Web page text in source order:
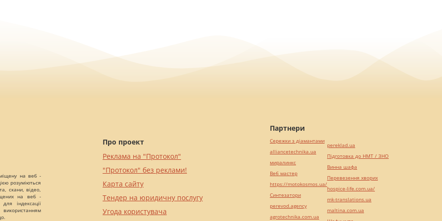
на веб -
розуміються
скани, відео,
на веб -
індексації
Про проект
Реклама на "Протокол"
"Протокол" без реклами!
Карта сайту
Тендер на юридичну послугу
Угода користувача
Партнери
Сережки з діамантами
alliancetechnika.ua
миралинкс
Веб мастер
https://motokosmos.ua/
Синтезатори
perevod.agency
agrotechnika.com.ua
pereklad.ua
Підготовка до НМТ / ЗНО
Винна шафа
Перевезення хворих
hospice-life.com.ua/
mk-translations.ua
maltina.com.ua